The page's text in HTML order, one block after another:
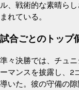
ル、戦術的な素晴ら
まれている。
試合ごとのトップ
準々決勝では、チュ
ーマンスを披露し、2
導いた。彼の守備の